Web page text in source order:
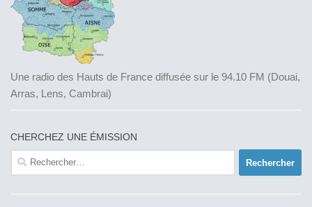
Une radio des Hauts de France diffusée sur le 94.10 FM (Douai,
Arras, Lens, Cambrai)
CHERCHEZ UNE ÉMISSION
Rechercher :